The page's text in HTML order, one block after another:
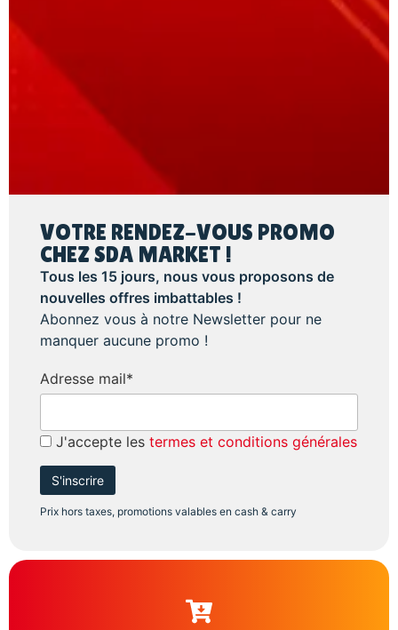
VOTRE RENDEZ-VOUS PROMO
CHEZ SDA MARKET !
Tous les 15 jours, nous vous proposons de
nouvelles offres imbattables !
Abonnez vous à notre Newsletter pour ne
manquer aucune promo !
Prix hors taxes, promotions valables en cash & carry
Adresse mail*
J'accepte les termes et conditions générales